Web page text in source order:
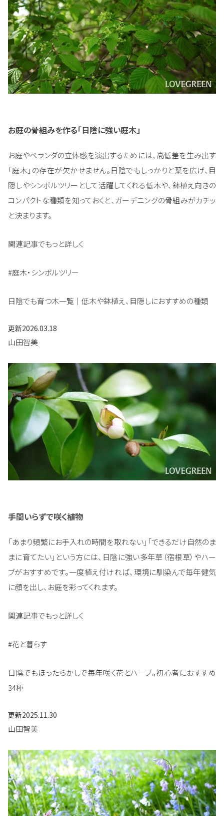
お庭の骨組みを作る「日陰に強い庭木」
お庭やベランダの立体感を演出するためには、高低差を生み出す
「庭木」の存在が欠かせません。日陰でもしっかりと葉を広げ、目
隠しやシンボルツリーとして活躍してくれる低木や、鉢植え向きの
コンパクトな種類を知っておくと、ガーデニングの骨組みがカチッ
と決まります。
関連記事でもっと詳しく
#庭木・シンボルツリー
日陰でも育つ木一覧｜低木や鉢植え、目隠しにおすすめの種類
更新2026.03.18
山田智美
手間いらずで咲く植物
「あまり頻繁にお手入れの時間を取れない」「できるだけ自然のま
まに育てたい」という方には、日陰に強い多年草（宿根草）やハー
ブがおすすめです。一度植え付ければ、環境に馴染んで毎年健気
に顔を出し、お庭を彩ってくれます。
関連記事でもっと詳しく
#花と暮らす
日陰でもほったらかしで毎年咲く花とハーブ。初心者におすすめ
34種
更新2025.11.30
山田智美